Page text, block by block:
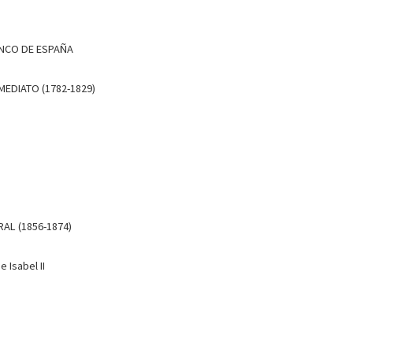
el Departamento de Historia, Teoría y Composición
incluye la publicación de diferentes libros y artículos
de la empresarialidad. Entre sus publicaciones destacan
DE ESPAÑA
(1782-1829)
(1856-1874)
Isabel II